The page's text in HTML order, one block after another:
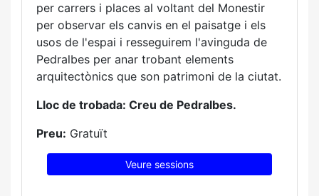
per carrers i places al voltant del Monestir
per observar els canvis en el paisatge i els
usos de l'espai i resseguirem l'avinguda de
Pedralbes per anar trobant elements
arquitectònics que son patrimoni de la ciutat.
Lloc de trobada: Creu de Pedralbes.
Preu: Gratuït
Veure sessions